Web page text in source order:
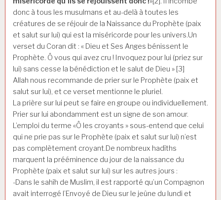
donc à tous les musulmans et au-delà à toutes les
créatures de se réjouir de la Naissance du Prophète (paix
et salut sur lui) qui est la miséricorde pour les univers.Un
verset du Coran dit : « Dieu et Ses Anges bénissent le
Prophète. Ô vous qui avez cru ! Invoquez pour lui (priez sur
lui) sans cesse la bénédiction et le salut de Dieu » [3]
Allah nous recommande de prier sur le Prophète (paix et
salut sur lui), et ce verset mentionne le pluriel.
La prière sur lui peut se faire en groupe ou individuellement.
Prier sur lui abondamment est un signe de son amour.
L’emploi du terme «Ô les croyants » sous-entend que celui
qui ne prie pas sur le Prophète (paix et salut sur lui) n’est
pas complètement croyant.De nombreux hadîths
marquent la prééminence du jour de la naissance du
Prophète (paix et salut sur lui) sur les autres jours :
-Dans le sahîh de Muslim, il est rapporté qu’un Compagnon
avait interrogé l’Envoyé de Dieu sur le jeûne du lundi et